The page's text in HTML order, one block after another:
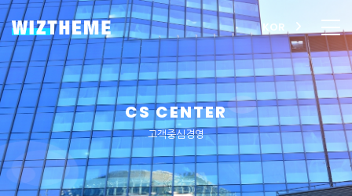
KOR
CS CENTER
고객중심경영